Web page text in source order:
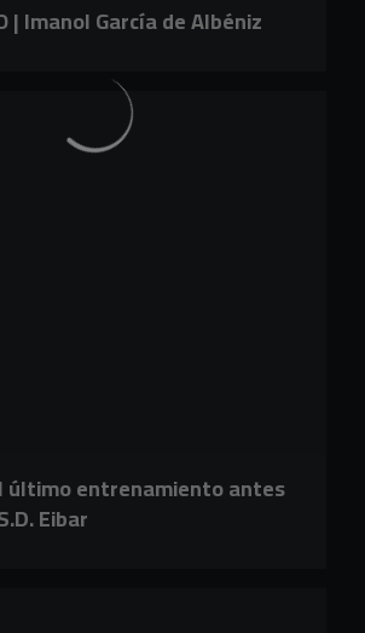
| Imanol García de Albéniz
último entrenamiento antes
Eibar